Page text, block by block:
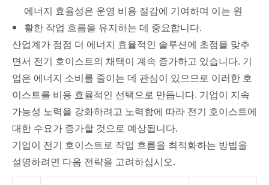
에너지 효율성은 운영 비용 절감에 기여하며 이는 원
활한 작업 흐름을 유지하는 데 중요합니다.
산업계가 점점 더 에너지 효율적인 솔루션에 초점을 맞추
면서 전기 호이스트의 채택이 계속 증가하고 있습니다. 기
업은 에너지 소비를 줄이는 데 관심이 있으므로 이러한 호
이스트를 비용 효율적인 선택으로 만듭니다. 기업이 지속
가능성 노력을 강화하려고 노력함에 따라 전기 호이스트에
대한 수요가 증가할 것으로 예상됩니다.
기업이 전기 호이스트로 작업 흐름을 최적화하는 방법을
설명하려면 다음 전략을 고려하십시오.